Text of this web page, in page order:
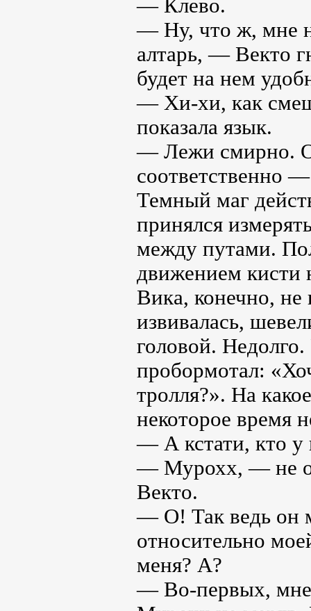
— Клево.
— Ну, что ж, мне
алтарь, — Векто
будет на нем
— Хи-хи, как
показала язык.
— Лежи смирно.
соответственно
Темный маг
принялся
между путами.
движением кисти
Вика, конечно, не
извивалась,
головой.
пробормотал:
тролля?». На
некоторое время
— А кстати, кто у
— Мурохх, — не
Векто.
— О! Так ведь он
относительно
меня? А?
— Во-первых, мне